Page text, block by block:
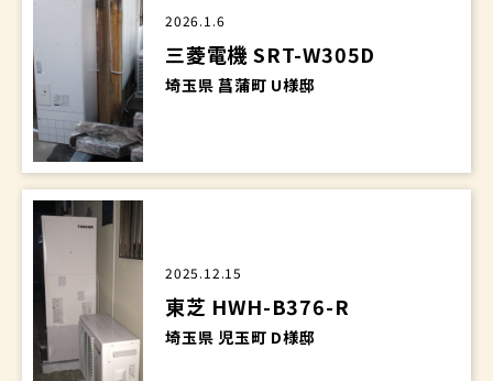
2026.1.6
三菱電機 SRT-W305D
埼玉県 菖蒲町 U様邸
2025.12.15
東芝 HWH-B376-R
埼玉県 児玉町 D様邸